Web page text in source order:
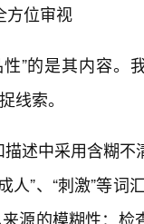
方位审视
”的是其内容。
线索。
描述中采用含糊
人”、“刺激”等词
源的模糊性：检